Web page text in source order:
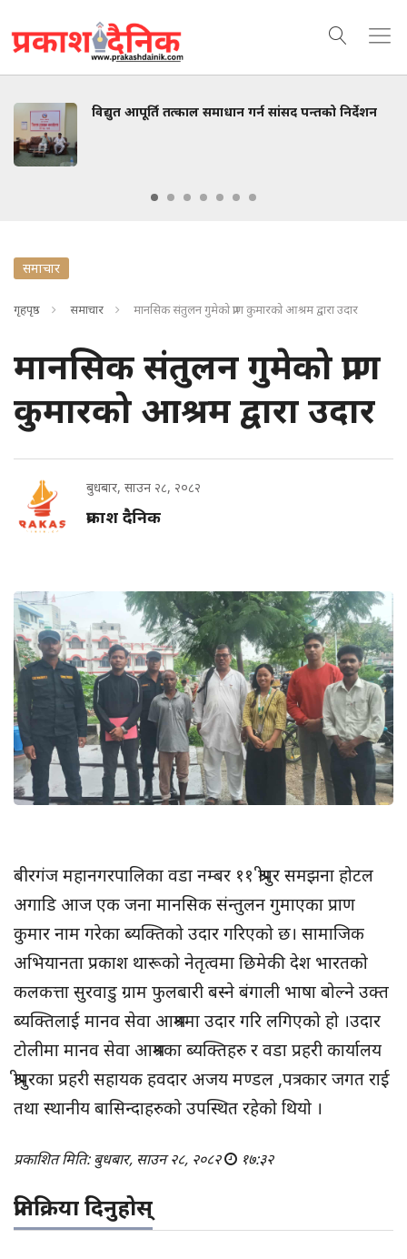
विद्युत आपूर्ति तत्काल समाधान गर्न सांसद पन्तको निर्देशन
समाचार
गृहपृष्ठ समाचार मानसिक संतुलन गुमेको प्राण कुमारको आश्रम द्वारा उदार
मानसिक संतुलन गुमेको प्राण
कुमारको आश्रम द्वारा उदार
बुधबार, साउन २८, २०८२
प्रकाश दैनिक
बीरगंज महानगरपालिका वडा नम्बर ११ श्रीपुर समझना होटल
अगाडि आज एक जना मानसिक संन्तुलन गुमाएका प्राण
कुमार नाम गरेका ब्यक्तिको उदार गरिएको छ। सामाजिक
अभियानता प्रकाश थारूको नेतृत्वमा छिमेकी देश भारतको
कलकत्ता सुरवाडु ग्राम फुलबारी बस्ने बंगाली भाषा बोल्ने उक्त
ब्यक्तिलाई मानव सेवा आश्रममा उदार गरि लगिएको हो ।उदार
टोलीमा मानव सेवा आश्रमका ब्यक्तिहरु र वडा प्रहरी कार्यालय
श्रीपुरका प्रहरी सहायक हवदार अजय मण्डल ,पत्रकार जगत राई
तथा स्थानीय बासिन्दाहरुको उपस्थित रहेको थियो ।
प्रकाशित मिति: बुधबार, साउन २८, २०८२ १७:३२
प्रतिक्रिया दिनुहोस्